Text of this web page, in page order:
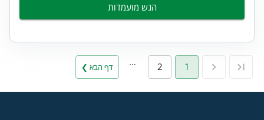
הגש מועמדות
1
2 דף הבא ❯